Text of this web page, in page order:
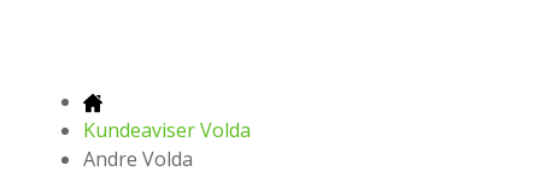
Kundeaviser Volda
Andre Volda